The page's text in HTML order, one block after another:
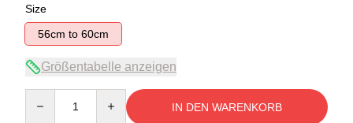
Size
56cm to 60cm
Größentabelle anzeigen
IN DEN WARENKORB